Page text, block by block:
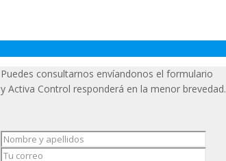
Puedes consultarnos envíandonos el formulario
y Activa Control responderá en la menor brevedad.